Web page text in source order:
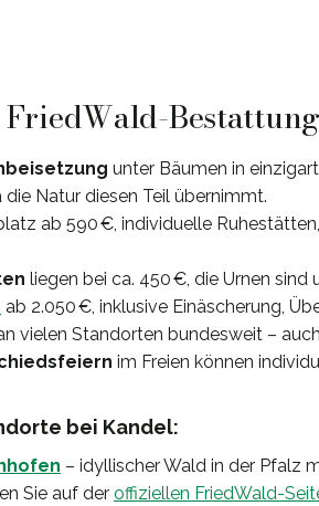
unter Bäumen in
Natur diesen Teil übernimmt.
ab 590 €, individuelle
liegen bei ca. 450 €, die Urnen
ab 2.050 €, inklusive Einäscherung,
vielen Standorten bundesweit –
im Freien können
bei Kandel:
– idyllischer Wald in der Pfalz
Sie auf der offiziellen FriedWald-